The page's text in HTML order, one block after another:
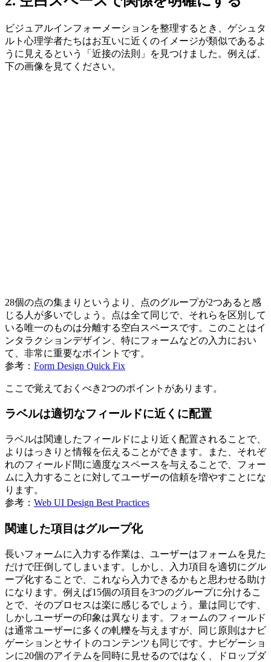
ビジュアルインフォーメーションを整理するとき、ゲシュタ
ルト心理学者たちはお互いに近くのイメージが類似であるよ
うに見えるという「近接の法則」を見つけました。例えば、
下の画像を見てください。
28個の点の集まりというより、点のグループが2つあると感
じる人が多いでしょう。点は全て同じで、それらを区別して
いる唯一のものは分離する空白スペースです。このことはイ
ンタラクションデザイン、特にフォームなどの入力におい
て、非常に重要なポイントです。
参考： Form Design Quick Fix
ここで覚えておくべき2つのポイントがあります。
ラベルは適切なフィールドに近くに配置
ラベルは関連したフィールドにより近く配置されることで、
よりはっきりと情報を伝えることができます。また、それぞ
れのフィールド間に適度なスペースを与えることで、フォー
ムに入力することに対してユーザーの信頼を増やすことにな
ります。
参考： Web UI Design Best Practices
関連した項目はグループ化
長いフォームに入力する作業は、ユーザーはフォームを見た
だけで圧倒してしまいます。しかし、入力項目を適切にグル
ープ化することで、これなら入力できるかもと思わせる助け
になります。例えば15個の項目を3つのグループに分けるこ
とで、そのプロセスは楽に感じるでしょう。量は同じです、
しかしユーザーの印象は異なります。フォームのフィールド
は通常ユーザーに多くの軋轢を与えますが、同じ原則はナビ
ゲーションとサイトのコンテンツも同じです。ナビゲーショ
ンに20個のアイテムを同時に見せるのではなく、ドロップダ